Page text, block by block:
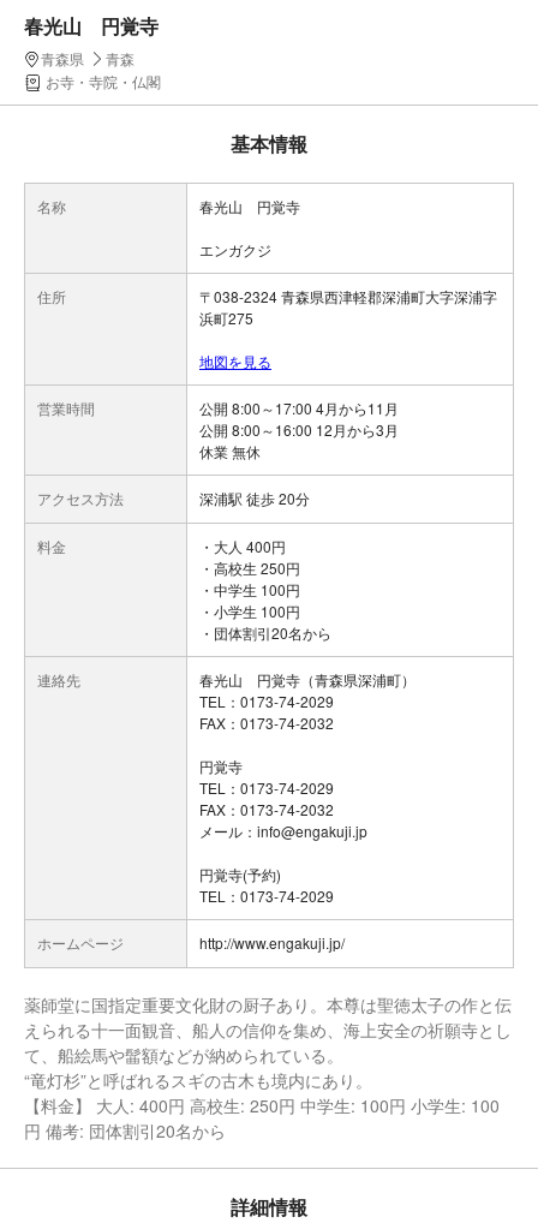
春光山 円覚寺
青森県
青森
お寺・寺院・仏閣
基本情報
名称 春光山 円覚寺
エンガクジ
住所
〒038-2324 青森県西津軽郡深浦町大字深浦字
浜町275
地図を見る
営業時間
公開 8:00～17:00 4月から11月
公開 8:00～16:00 12月から3月
休業 無休
アクセス方法 深浦駅 徒歩 20分
料金
・大人 400円
・高校生 250円
・中学生 100円
・小学生 100円
・団体割引20名から
連絡先
春光山 円覚寺（青森県深浦町）
TEL：0173-74-2029
FAX：0173-74-2032
円覚寺
TEL：0173-74-2029
FAX：0173-74-2032
メール：info@engakuji.jp
円覚寺(予約)
TEL：0173-74-2029
ホームページ http://www.engakuji.jp/
薬師堂に国指定重要文化財の厨子あり。本尊は聖徳太子の作と伝
えられる十一面観音、船人の信仰を集め、海上安全の祈願寺とし
て、船絵馬や髷額などが納められている。
“竜灯杉”と呼ばれるスギの古木も境内にあり。
【料金】 大人: 400円 高校生: 250円 中学生: 100円 小学生: 100
円 備考: 団体割引20名から
詳細情報